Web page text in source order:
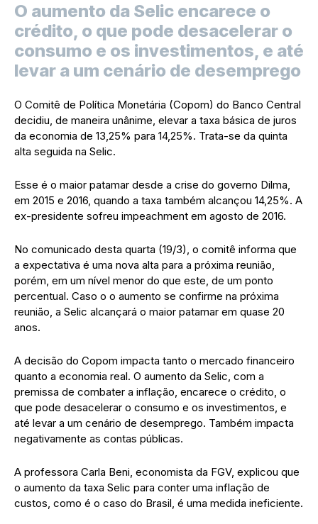
O aumento da Selic encarece o
crédito, o que pode desacelerar o
consumo e os investimentos, e até
levar a um cenário de desemprego
O Comitê de Política Monetária (Copom) do Banco Central
decidiu, de maneira unânime, elevar a taxa básica de juros
da economia de 13,25% para 14,25%. Trata-se da quinta
alta seguida na Selic.
Esse é o maior patamar desde a crise do governo Dilma,
em 2015 e 2016, quando a taxa também alcançou 14,25%. A
ex-presidente sofreu impeachment em agosto de 2016.
No comunicado desta quarta (19/3), o comitê informa que
a expectativa é uma nova alta para a próxima reunião,
porém, em um nível menor do que este, de um ponto
percentual. Caso o o aumento se confirme na próxima
reunião, a Selic alcançará o maior patamar em quase 20
anos.
A decisão do Copom impacta tanto o mercado financeiro
quanto a economia real. O aumento da Selic, com a
premissa de combater a inflação, encarece o crédito, o
que pode desacelerar o consumo e os investimentos, e
até levar a um cenário de desemprego. Também impacta
negativamente as contas públicas.
A professora Carla Beni, economista da FGV, explicou que
o aumento da taxa Selic para conter uma inflação de
custos, como é o caso do Brasil, é uma medida ineficiente.